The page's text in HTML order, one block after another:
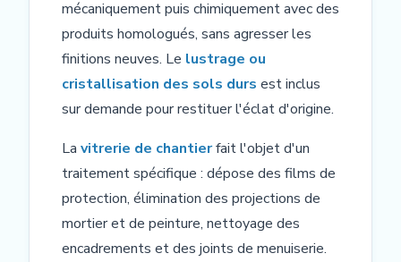
mécaniquement puis chimiquement avec des
produits homologués, sans agresser les
finitions neuves. Le lustrage ou
cristallisation des sols durs est inclus
sur demande pour restituer l'éclat d'origine.
La vitrerie de chantierfait l'objet d'un
traitement spécifique : dépose des films de
protection, élimination des projections de
mortier et de peinture, nettoyage des
encadrements et des joints de menuiserie.